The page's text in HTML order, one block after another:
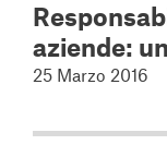
aziende:
25 Marzo 2016